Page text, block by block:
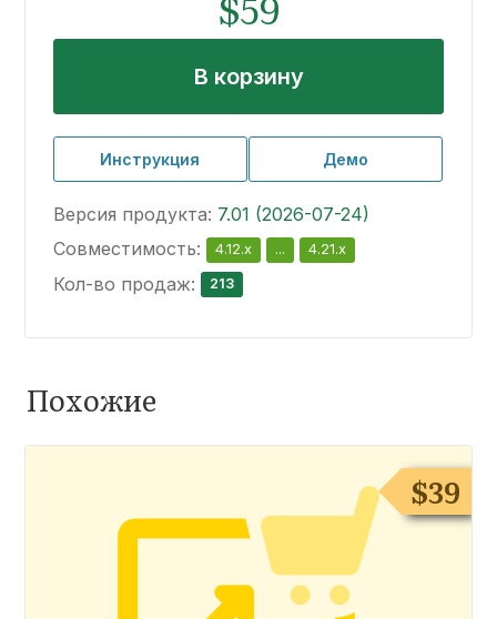
В корзину
Инструкция Демо
Версия продукта: 7.01 (2026-07-24)
Совместимость:
4.12.x ... 4.21.x
Кол-во продаж: 213
Похожие
$39